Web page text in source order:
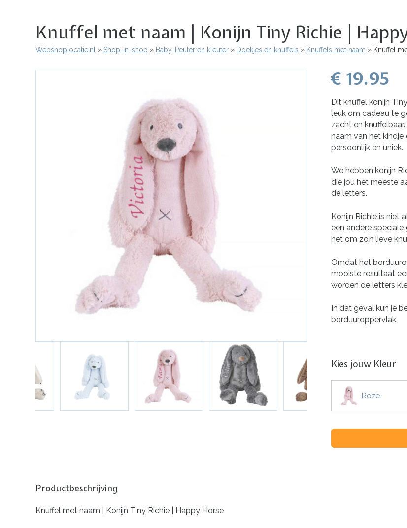
Knuffel met naam | Konijn Tiny Richie |
Kruimelpad
Webshoplocatie.nl Shop-in-shop Baby, Peuter en kleuter Doekjes en knuffels Knuffels met naam Knuffel
€ 19.95
Dit knuffel konijn
leuk om cadeau te
zacht en
naam van het
persoonlijk en uniek.
We hebben konijn
die jou het meeste
de letters.
Konijn Richie is niet
een andere speciale
het om zo’n lieve
Omdat het
mooiste resultaat
worden de letters
In dat geval kun je
borduuroppervlak.
Kies jouw Kleur
Roze
Productbeschrijving
Knuffel met naam | Konijn Tiny Richie | Happy Horse